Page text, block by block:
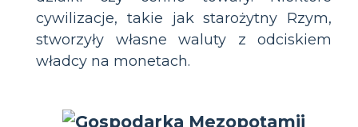
cywilizacje, takie jak starożytny Rzym,
stworzyły własne waluty z odciskiem
władcy na monetach.